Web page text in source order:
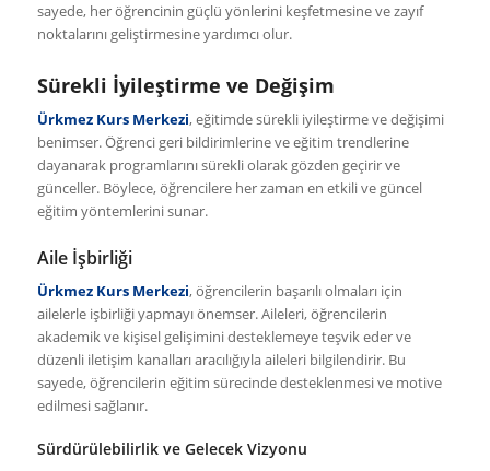
sayede, her öğrencinin güçlü yönlerini keşfetmesine ve zayıf
noktalarını geliştirmesine yardımcı olur.
Sürekli İyileştirme ve Değişim
Ürkmez Kurs Merkezi, eğitimde sürekli iyileştirme ve değişimi
benimser. Öğrenci geri bildirimlerine ve eğitim trendlerine
dayanarak programlarını sürekli olarak gözden geçirir ve
günceller. Böylece, öğrencilere her zaman en etkili ve güncel
eğitim yöntemlerini sunar.
Aile İşbirliği
Ürkmez Kurs Merkezi, öğrencilerin başarılı olmaları için
ailelerle işbirliği yapmayı önemser. Aileleri, öğrencilerin
akademik ve kişisel gelişimini desteklemeye teşvik eder ve
düzenli iletişim kanalları aracılığıyla aileleri bilgilendirir. Bu
sayede, öğrencilerin eğitim sürecinde desteklenmesi ve motive
edilmesi sağlanır.
Sürdürülebilirlik ve Gelecek Vizyonu